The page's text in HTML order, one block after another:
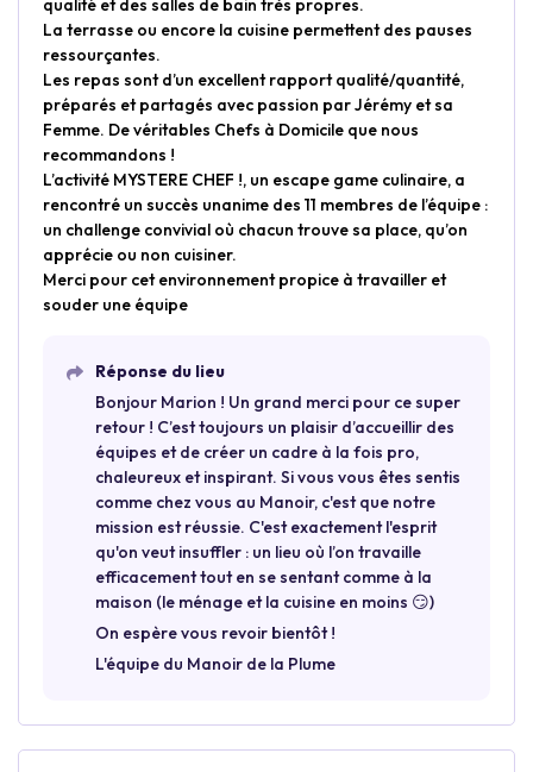
qualité et des salles de bain très propres.
La terrasse ou encore la cuisine permettent des pauses
ressourçantes.
Les repas sont d’un excellent rapport qualité/quantité,
préparés et partagés avec passion par Jérémy et sa
Femme. De véritables Chefs à Domicile que nous
recommandons !
L’activité MYSTERE CHEF !, un escape game culinaire, a
rencontré un succès unanime des 11 membres de l’équipe :
un challenge convivial où chacun trouve sa place, qu’on
apprécie ou non cuisiner.
Merci pour cet environnement propice à travailler et
souder une équipe
Réponse du lieu
Bonjour Marion ! Un grand merci pour ce super
retour ! C’est toujours un plaisir d’accueillir des
équipes et de créer un cadre à la fois pro,
chaleureux et inspirant. Si vous vous êtes sentis
comme chez vous au Manoir, c'est que notre
mission est réussie. C'est exactement l'esprit
qu'on veut insuffler : un lieu où l’on travaille
efficacement tout en se sentant comme à la
maison (le ménage et la cuisine en moins 😏)
On espère vous revoir bientôt !
L'équipe du Manoir de la Plume